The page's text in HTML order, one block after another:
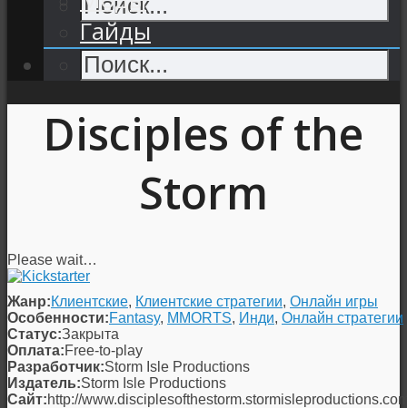
Гайды
Disciples of the
Storm
Please wait…
Жанр:Клиентские, Клиентские стратегии, Онлайн игры
Особенности:Fantasy, MMORTS, Инди, Онлайн стратегии
Статус:Закрыта
Оплата:Free-to-play
Разработчик:Storm Isle Productions
Издатель:Storm Isle Productions
Сайт:http://